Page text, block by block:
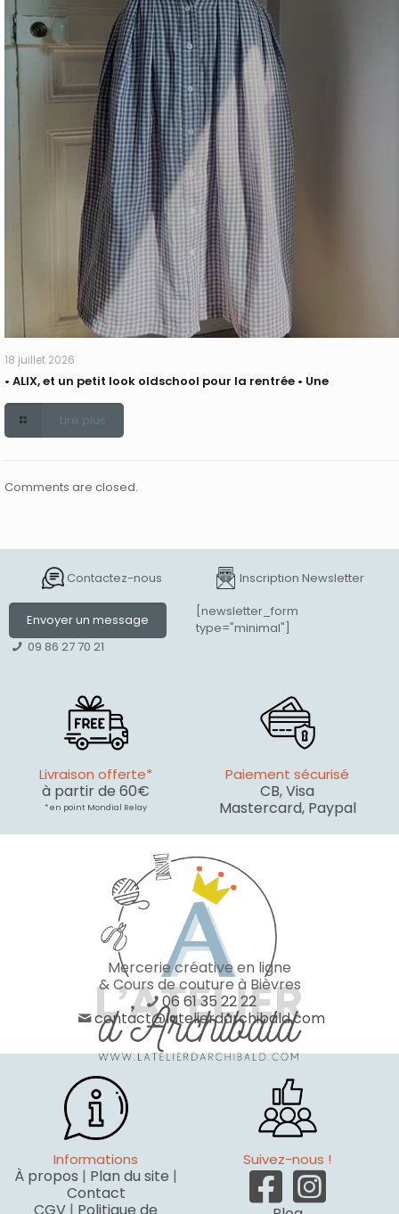
18 juillet 2026
• ALIX, et un petit look oldschool pour la rentrée • Une
Lire plus
Comments are closed.
Contactez-nous
Envoyer un message
09 86 27 70 21
Inscription Newsletter
[newsletter_form
type="minimal"]
Livraison offerte*
à partir de 60€
* en point Mondial Relay
Paiement sécurisé
CB, Visa
Mastercard, Paypal
Mercerie créative en ligne
& Cours de couture à Bièvres
06 61 35 22 22
contact@latelierdarchibald.com
Informations
À propos | Plan du site |
Contact
Suivez-nous !